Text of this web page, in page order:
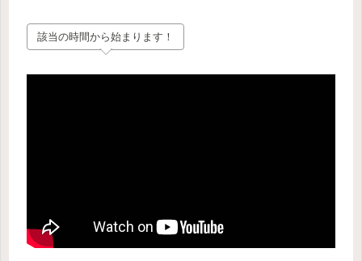
該当の時間から始まります！